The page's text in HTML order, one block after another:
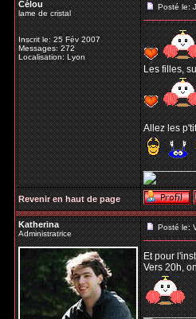
Célou
lame de cristal
Inscrit le: 25 Fév 2007
Messages: 272
Localisation: Lyon
Posté le:
Les filles,
Allez les
Revenir en haut de page
Katherina
Administratrice
Posté le:
Et pour
Vers 20h,